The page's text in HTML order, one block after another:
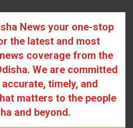
News your one-stop
the latest and most
coverage from the
We are committed
timely, and
matters to the people
and beyond.